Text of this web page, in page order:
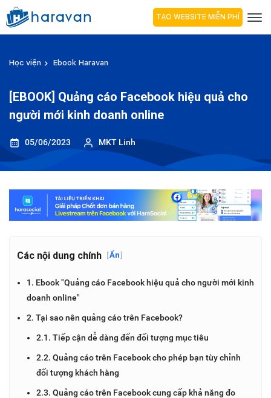
TẠO WEBSITE MIỄN PHÍ
Học viện Ebook Haravan
[EBOOK] Quảng cáo Facebook hiệu quả cho
người mới kinh doanh online
05/06/2023 MKT Linh
Các nội dung chính [Ẩn]
1. Ebook "Quảng cáo Facebook hiệu quả cho người mới kinh
doanh online"
2. Tại sao nên quảng cáo trên Facebook?
2.1. Tiếp cận dễ dàng đến đối tượng mục tiêu
2.2. Quảng cáo trên Facebook cho phép bạn tùy chỉnh
đối tượng khách hàng
2.3. Quảng cáo trên Facebook cung cấp khả năng đo